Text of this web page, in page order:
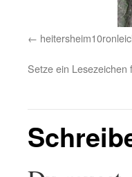
Setze ein Lesezeichen